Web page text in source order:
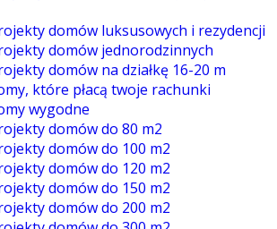
domów luksusowych i rezydencji
domów jednorodzinnych
domów na działkę 16-20 m
które płacą twoje rachunki
wygodne
domów do 80 m2
domów do 100 m2
domów do 120 m2
domów do 150 m2
domów do 200 m2